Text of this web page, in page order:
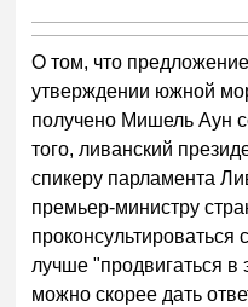
О том, что
утверждении южной
получено Мишель Аун
того, ливанский
спикеру парламента
премьер-министру
проконсультироваться
лучше "продвигаться в
можно скорее дать